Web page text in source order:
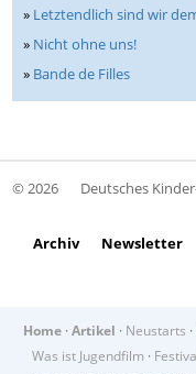
» Letztendlich sind wir
» Nicht ohne uns!
» Bande de Filles
© 2026 Deutsches
Archiv Newsletter
Home · Artikel · Neustarts ·
Was ist Jugendfilm ·